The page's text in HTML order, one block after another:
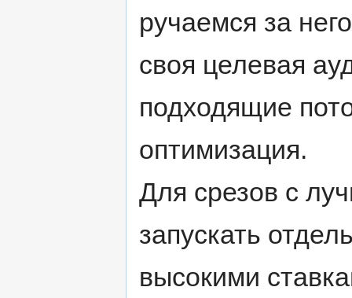
ручаемся за
своя целевая
подходящие
оптимизация.
Для срезов с
запускать
высокими